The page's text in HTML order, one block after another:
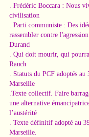
. Frédéric Boccara : Nous
civilisation
. Parti communiste : Des
rassembler contre
Durand
. Qui doit mourir, qui
Rauch
. Statuts du PCF adoptés au
Marseille
.Texte collectif. Faire
une alternative
l’austérité
. Texte définitif adopté au
Marseille.